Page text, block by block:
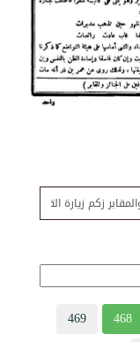
468
469